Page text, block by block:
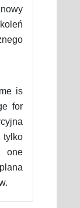
is
for
one